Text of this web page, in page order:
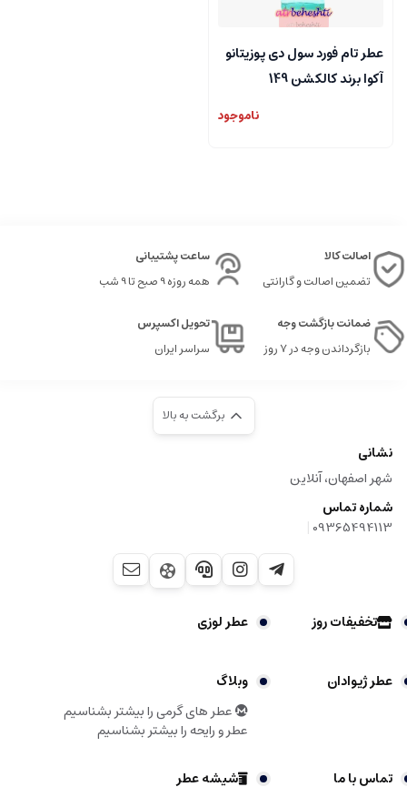
عطر تام فورد سول دی پوزیتانو
آکوا برند کالکشن 149
ناموجود
اصالت کالا
تضمین اصالت و گارانتی
ساعت پشتیبانی
همه روزه 9 صبح تا 9 شب
ضمانت بازگشت وجه
بازگرداندن وجه در ۷ روز
تحویل اکسپرس
سراسر ایران
برگشت به بالا
نشانی
شهر اصفهان، آنلاین
شماره تماس
09365494113
|
تخفیفات روز عطر لوزی
عطر ژیوادان
وبلاگ
عطر های گرمی را بیشتر بشناسیم
عطر و رایحه را بیشتر بشناسیم
تماس با ما شیشه عطر